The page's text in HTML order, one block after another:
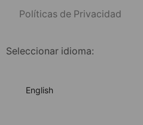
Políticas de Privacidad
Seleccionar idioma:
English